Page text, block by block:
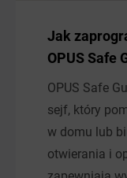
Jak
OPUS Safe
OPUS Safe
sejf, który
w domu lub
otwierania i